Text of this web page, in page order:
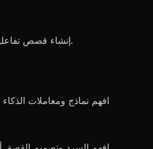
: إنشاء قصص تفاعلية منشورة.